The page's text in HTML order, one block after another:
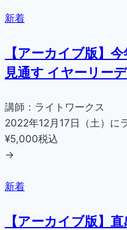
新着
【アーカイブ版】
見通す イヤーリー
講師：ライトワークス
2022年12月17日（土）に
¥5,000税込
→
新着
【アーカイブ版】